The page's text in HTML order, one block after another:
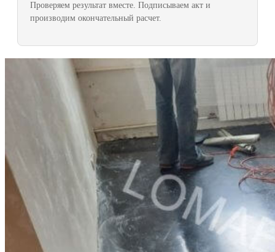
Проверяем результат вместе. Подписываем акт и
производим окончательный расчет.